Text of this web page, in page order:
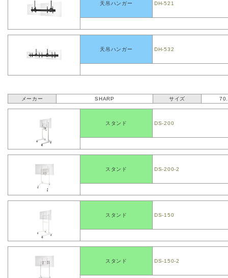
天吊ハンガー DH-521
天吊ハンガー DH-532
メーカー SHARP サイズ
スタンド DS-200
スタンド DS-200-2
スタンド DS-150
スタンド DS-150-2